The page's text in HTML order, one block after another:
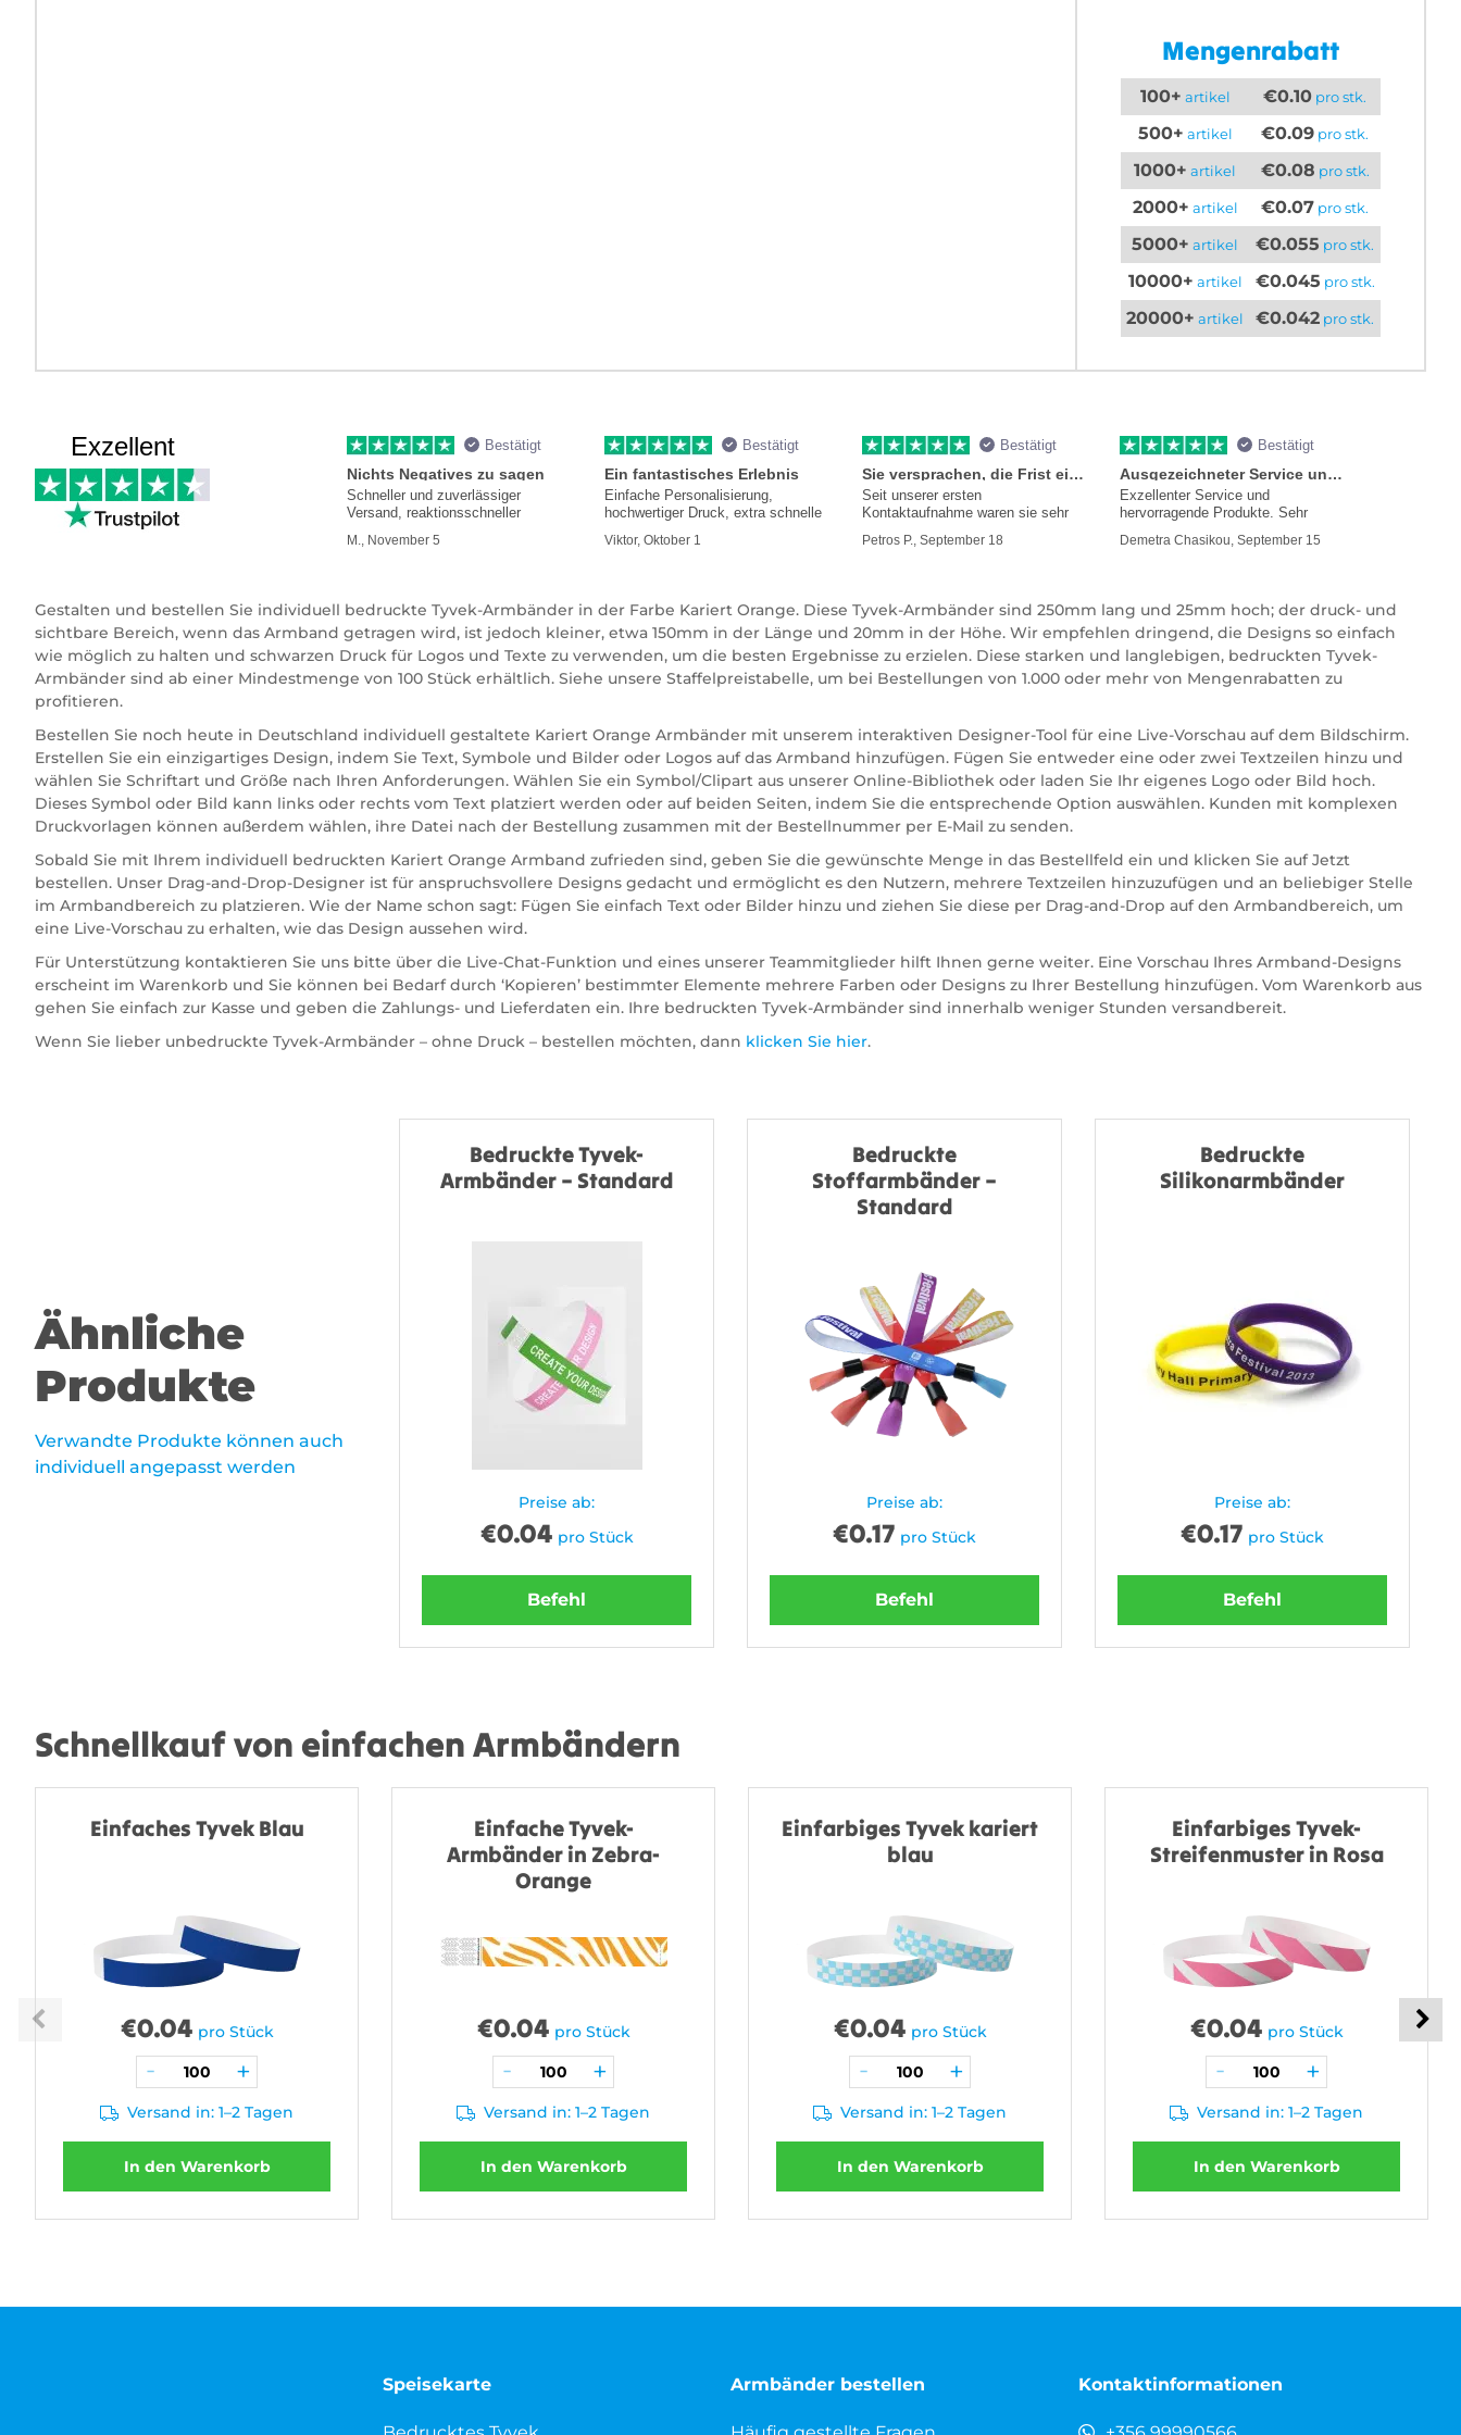
Mengenrabatt
100+ artikel €0.10 pro stk.
500+ artikel €0.09 pro stk.
1000+ artikel €0.08 pro stk.
2000+ artikel €0.07 pro stk.
5000+ artikel €0.055 pro stk.
10000+ artikel €0.045 pro stk.
20000+ artikel €0.042 pro stk.
Exzellent Bestätigt
Nichts Negatives zu sagen
Schneller und zuverlässiger
Versand, reaktionsschneller
M., November 5
Bestätigt
Ein fantastisches Erlebnis
Einfache Personalisierung,
hochwertiger Druck, extra schnelle
Viktor, Oktober 1
Bestätigt
Sie versprachen, die Frist einzuhalten
Seit unserer ersten
Kontaktaufnahme waren sie sehr
Petros P., September 18
Bestätigt
Ausgezeichneter Service und Produkte
Exzellenter Service und
hervorragende Produkte. Sehr
Demetra Chasikou, September 15
Gestalten und bestellen Sie individuell bedruckte Tyvek-Armbänder in der Farbe Kariert Orange. Diese Tyvek-Armbänder sind 250mm lang und 25mm hoch; der druck- und
sichtbare Bereich, wenn das Armband getragen wird, ist jedoch kleiner, etwa 150mm in der Länge und 20mm in der Höhe. Wir empfehlen dringend, die Designs so einfach
wie möglich zu halten und schwarzen Druck für Logos und Texte zu verwenden, um die besten Ergebnisse zu erzielen. Diese starken und langlebigen, bedruckten Tyvek-
Armbänder sind ab einer Mindestmenge von 100 Stück erhältlich. Siehe unsere Staffelpreistabelle, um bei Bestellungen von 1.000 oder mehr von Mengenrabatten zu
profitieren.
Bestellen Sie noch heute in Deutschland individuell gestaltete Kariert Orange Armbänder mit unserem interaktiven Designer-Tool für eine Live-Vorschau auf dem Bildschirm.
Erstellen Sie ein einzigartiges Design, indem Sie Text, Symbole und Bilder oder Logos auf das Armband hinzufügen. Fügen Sie entweder eine oder zwei Textzeilen hinzu und
wählen Sie Schriftart und Größe nach Ihren Anforderungen. Wählen Sie ein Symbol/Clipart aus unserer Online-Bibliothek oder laden Sie Ihr eigenes Logo oder Bild hoch.
Dieses Symbol oder Bild kann links oder rechts vom Text platziert werden oder auf beiden Seiten, indem Sie die entsprechende Option auswählen. Kunden mit komplexen
Druckvorlagen können außerdem wählen, ihre Datei nach der Bestellung zusammen mit der Bestellnummer per E-Mail zu senden.
Sobald Sie mit Ihrem individuell bedruckten Kariert Orange Armband zufrieden sind, geben Sie die gewünschte Menge in das Bestellfeld ein und klicken Sie auf Jetzt
bestellen. Unser Drag-and-Drop-Designer ist für anspruchsvollere Designs gedacht und ermöglicht es den Nutzern, mehrere Textzeilen hinzuzufügen und an beliebiger Stelle
im Armbandbereich zu platzieren. Wie der Name schon sagt: Fügen Sie einfach Text oder Bilder hinzu und ziehen Sie diese per Drag-and-Drop auf den Armbandbereich, um
eine Live-Vorschau zu erhalten, wie das Design aussehen wird.
Für Unterstützung kontaktieren Sie uns bitte über die Live-Chat-Funktion und eines unserer Teammitglieder hilft Ihnen gerne weiter. Eine Vorschau Ihres Armband-Designs
erscheint im Warenkorb und Sie können bei Bedarf durch ‘Kopieren’ bestimmter Elemente mehrere Farben oder Designs zu Ihrer Bestellung hinzufügen. Vom Warenkorb aus
gehen Sie einfach zur Kasse und geben die Zahlungs- und Lieferdaten ein. Ihre bedruckten Tyvek-Armbänder sind innerhalb weniger Stunden versandbereit.
Wenn Sie lieber unbedruckte Tyvek-Armbänder – ohne Druck – bestellen möchten, dann klicken Sie hier.
Ähnliche
Produkte
Verwandte Produkte können auch
individuell angepasst werden
Bedruckte Tyvek-
Armbänder – Standard
Preise ab:
€0.04 pro Stück
Befehl
Bedruckte
Stoffarmbänder –
Standard
Preise ab:
€0.17 pro Stück
Befehl
Bedruckte
Silikonarmbänder
Preise ab:
€0.17 pro Stück
Befehl
Schnellkauf von einfachen Armbändern
Einfaches Tyvek Blau
€0.04 pro Stück
Versand in: 1–2 Tagen
In den Warenkorb
Einfache Tyvek-
Armbänder in Zebra-
Orange
€0.04 pro Stück
Versand in: 1–2 Tagen
In den Warenkorb
Einfarbiges Tyvek kariert
blau
€0.04 pro Stück
Versand in: 1–2 Tagen
In den Warenkorb
Einfarbiges Tyvek-
Streifenmuster in Rosa
€0.04 pro Stück
Versand in: 1–2 Tagen
In den Warenkorb
Speisekarte Armbänder bestellen Kontaktinformationen